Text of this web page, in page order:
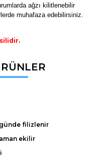
ağzı kilitlenebilir
muhafaza edebilirsiniz.
siz yapın!
açıklamalarında ve diğer
öneri formunu
filizlenir
ekilir